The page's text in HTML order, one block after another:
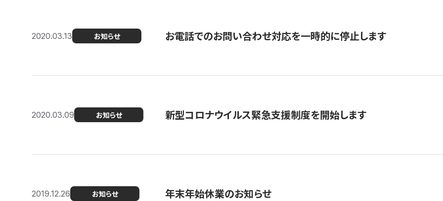
2020.03.13 お知らせ お電話でのお問い合わせ対応を一時的に停止します
2020.03.09 お知らせ 新型コロナウイルス緊急支援制度を開始します
2019.12.26 お知らせ 年末年始休業のお知らせ